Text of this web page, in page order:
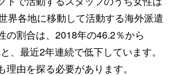
界各地に移動して活動する海外派遣
の割合は、2018年の46.2％から
、最近2年連続で低下しています。
理由を探る必要があります。